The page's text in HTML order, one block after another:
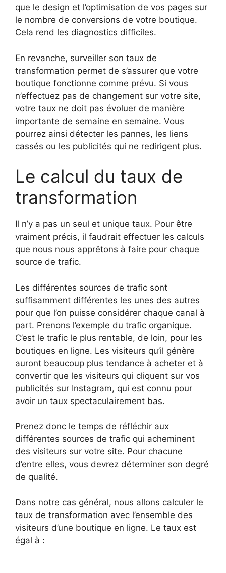
que le design et l’optimisation de vos pages sur
le nombre de conversions de votre boutique.
Cela rend les diagnostics difficiles.
En revanche, surveiller son taux de
transformation permet de s’assurer que votre
boutique fonctionne comme prévu. Si vous
n’effectuez pas de changement sur votre site,
votre taux ne doit pas évoluer de manière
importante de semaine en semaine. Vous
pourrez ainsi détecter les pannes, les liens
cassés ou les publicités qui ne redirigent plus.
Le calcul du taux de
transformation
Il n’y a pas un seul et unique taux. Pour être
vraiment précis, il faudrait effectuer les calculs
que nous nous apprêtons à faire pour chaque
source de trafic.
Les différentes sources de trafic sont
suffisamment différentes les unes des autres
pour que l’on puisse considérer chaque canal à
part. Prenons l’exemple du trafic organique.
C’est le trafic le plus rentable, de loin, pour les
boutiques en ligne. Les visiteurs qu’il génère
auront beaucoup plus tendance à acheter et à
convertir que les visiteurs qui cliquent sur vos
publicités sur Instagram, qui est connu pour
avoir un taux spectaculairement bas.
Prenez donc le temps de réfléchir aux
différentes sources de trafic qui acheminent
des visiteurs sur votre site. Pour chacune
d’entre elles, vous devrez déterminer son degré
de qualité.
Dans notre cas général, nous allons calculer le
taux de transformation avec l’ensemble des
visiteurs d’une boutique en ligne. Le taux est
égal à :